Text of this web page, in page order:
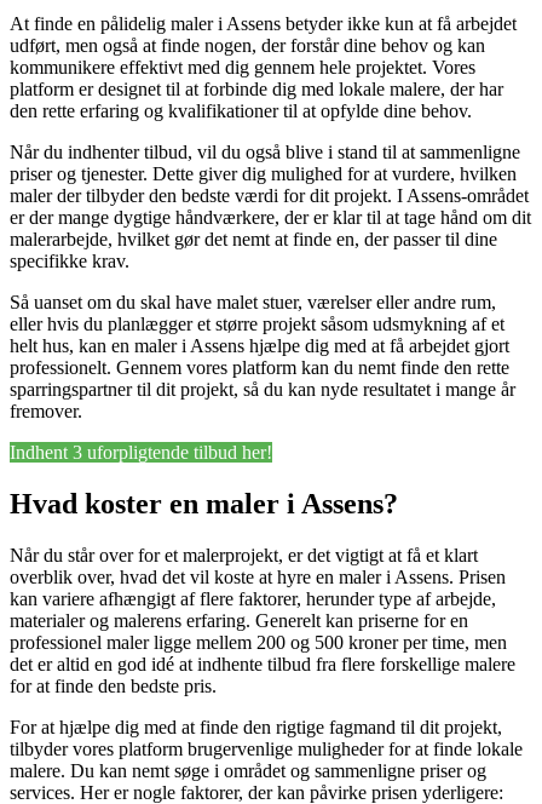
At finde en pålidelig maler i Assens betyder ikke kun at få arbejdet
udført, men også at finde nogen, der forstår dine behov og kan
kommunikere effektivt med dig gennem hele projektet. Vores
platform er designet til at forbinde dig med lokale malere, der har
den rette erfaring og kvalifikationer til at opfylde dine behov.
Når du indhenter tilbud, vil du også blive i stand til at sammenligne
priser og tjenester. Dette giver dig mulighed for at vurdere, hvilken
maler der tilbyder den bedste værdi for dit projekt. I Assens-området
er der mange dygtige håndværkere, der er klar til at tage hånd om dit
malerarbejde, hvilket gør det nemt at finde en, der passer til dine
specifikke krav.
Så uanset om du skal have malet stuer, værelser eller andre rum,
eller hvis du planlægger et større projekt såsom udsmykning af et
helt hus, kan en maler i Assens hjælpe dig med at få arbejdet gjort
professionelt. Gennem vores platform kan du nemt finde den rette
sparringspartner til dit projekt, så du kan nyde resultatet i mange år
fremover.
Indhent 3 uforpligtende tilbud her!
Hvad koster en maler i Assens?
Når du står over for et malerprojekt, er det vigtigt at få et klart
overblik over, hvad det vil koste at hyre en maler i Assens. Prisen
kan variere afhængigt af flere faktorer, herunder type af arbejde,
materialer og malerens erfaring. Generelt kan priserne for en
professionel maler ligge mellem 200 og 500 kroner per time, men
det er altid en god idé at indhente tilbud fra flere forskellige malere
for at finde den bedste pris.
For at hjælpe dig med at finde den rigtige fagmand til dit projekt,
tilbyder vores platform brugervenlige muligheder for at finde lokale
malere. Du kan nemt søge i området og sammenligne priser og
services. Her er nogle faktorer, der kan påvirke prisen yderligere: